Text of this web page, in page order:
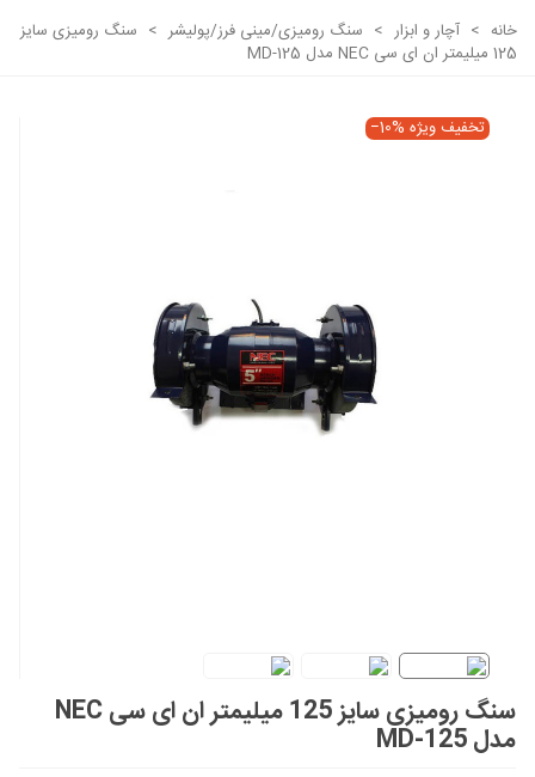
خانه > آچار و ابزار > سنگ رومیزی/مینی فرز/پولیشر > سنگ روميزی سایز
125 میلیمتر ان ای سی NEC مدل MD-125
تخفیف ویژه ‎−10%
سنگ روميزی سایز 125 میلیمتر ان ای سی NEC
مدل MD-125